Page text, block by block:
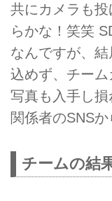
共にカメラも
らかな！笑笑
なんですが、
込めず、チー
写真も入手し
関係者のSNSか
チームの結